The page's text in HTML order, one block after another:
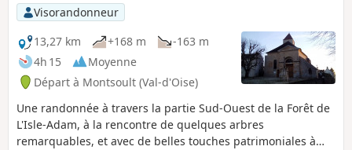
Visorandonneur
13,27 km
+168 m
-163 m
4h 15
Moyenne
Départ à Montsoult (Val-d'Oise)
Une randonnée à travers la partie Sud-Ouest de la Forêt de
L'Isle-Adam, à la rencontre de quelques arbres
remarquables, et avec de belles touches patrimoniales à